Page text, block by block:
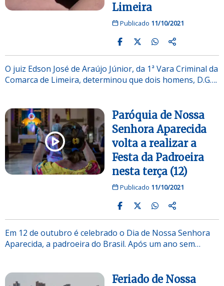
Limeira
Publicado 11/10/2021
O juiz Edson José de Araújo Júnior, da 1ª Vara Criminal da
Comarca de Limeira, determinou que dois homens, D.G….
Paróquia de Nossa
Senhora Aparecida
volta a realizar a
Festa da Padroeira
nesta terça (12)
Publicado 11/10/2021
Em 12 de outubro é celebrado o Dia de Nossa Senhora
Aparecida, a padroeira do Brasil. Após um ano sem…
Feriado de Nossa